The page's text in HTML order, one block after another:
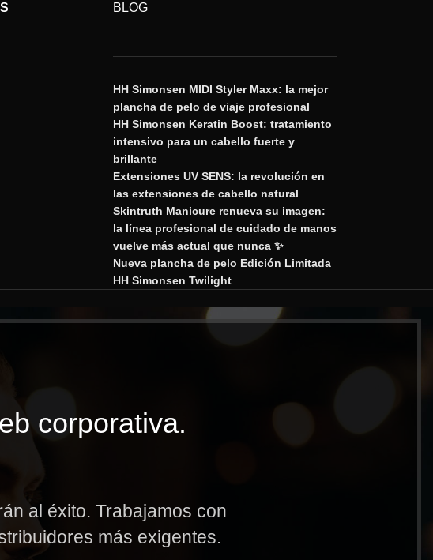
BLOG
HH Simonsen MIDI Styler Maxx: la mejor
plancha de pelo de viaje profesional
HH Simonsen Keratin Boost: tratamiento
intensivo para un cabello fuerte y
brillante
Extensiones UV SENS: la revolución en
las extensiones de cabello natural
Skintruth Manicure renueva su imagen:
la línea profesional de cuidado de manos
vuelve más actual que nunca ✨
Nueva plancha de pelo Edición Limitada
HH Simonsen Twilight
corporativa.
al éxito. Trabajamos con
más exigentes.